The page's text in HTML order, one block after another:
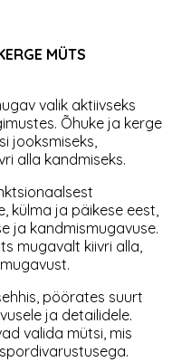
MÜTS
valik aktiivseks
Õhuke ja kerge
jooksmiseks,
alla kandmiseks.
külma ja päikese eest,
ja kandmismugavuse.
mugavalt kiivri alla,
pöörates suurt
ja detailidele.
valida mütsi, mis